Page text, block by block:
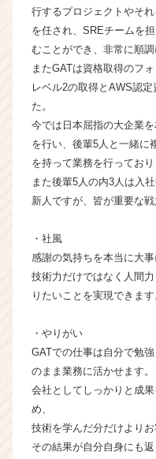
ク
の
タ
イ
ム
イ
|
ベ
ン
チ
成
企
業
ス
カ
ウ
届
く
行するプロジェクトやそ
を任され、SREチームを
むことができ、非常に順
またGATは資格取得のフ
レベル2の取得とAWS認
た。
今では日本屈指の大企業
を行い、後輩5人と一緒に
を持って業務を行っており
また後輩5人の内3人は入
新人ですが、皆が重要な
・社風
感謝の気持ちを本当に大事
技術力だけではなく人間
りたいことを実現できます
・やりがい
GATでの仕事は自分で勉
のまま業務に活かせます。
会社としてしっかりと成
め、
技術を学んだ分だけより
その結果が自分自身にも